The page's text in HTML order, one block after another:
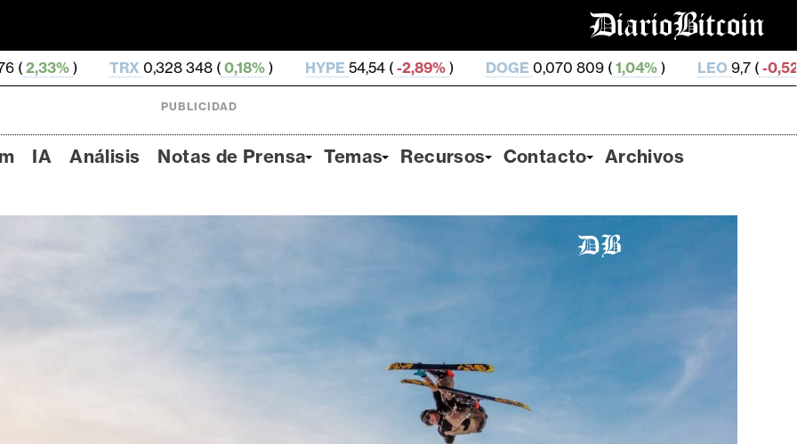
0,328 348 ( 0,18%) HYPE54,54 (-2,89%) DOGE0,070 809 ( 1,04% ) LEO9,7 (-0,52% ZEC
PUBLICIDAD
IA Análisis Notas de Prensa Temas Recursos Contacto Archivos